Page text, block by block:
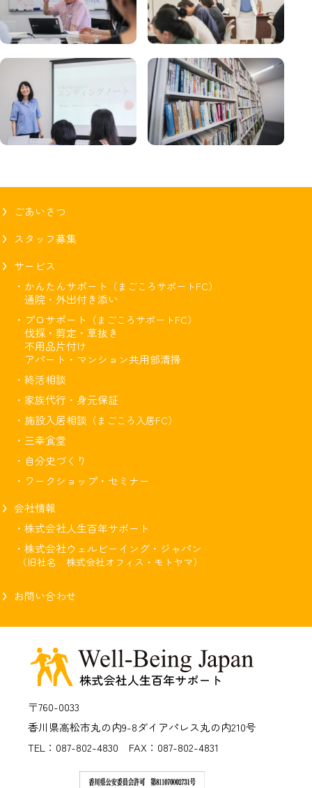
ごあいさつ
サービス
・かんたんサポート （まごころサポートFC）
通院・外出付き添い
・プロサポート （まごころサポートFC）
伐採・剪定・草抜き
不用品片付け
アパート・マンション共用部清掃
・終活相談
・家族代行・身元保証
・施設入居相談 （まごころ入居FC）
・三幸食堂
・自分史づくり
・ワークショップ・セミナー
スタッフ募集
会社情報
・株式会社人生百年サポート
・株式会社ウェルビーイング・ジャパン
（旧社名 株式会社オフィス・モトヤマ）
お問い合わせ
〒760-0033
香川県高松市丸の内9-8ダイアパレス丸の内210号
TEL：087-802-4830 FAX：087-802-4831